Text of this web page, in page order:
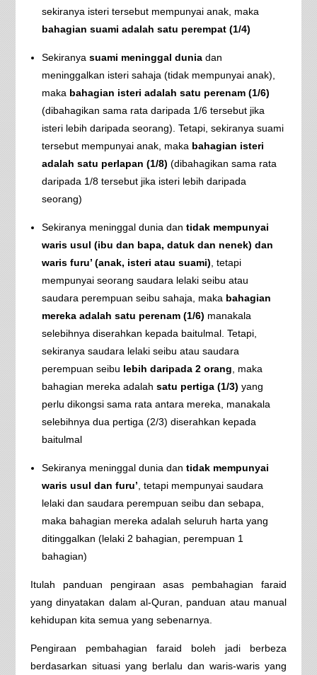
sekiranya isteri tersebut mempunyai anak, maka
bahagian suami adalah satu perempat (1/4)
Sekiranya suami meninggal duniadan
meninggalkan isteri sahaja (tidak mempunyai anak),
maka bahagian isteri adalah satu perenam (1/6)
(dibahagikan sama rata daripada 1/6 tersebut jika
isteri lebih daripada seorang). Tetapi, sekiranya suami
tersebut mempunyai anak, maka bahagian isteri
adalah satu perlapan (1/8) (dibahagikan sama rata
daripada 1/8 tersebut jika isteri lebih daripada
seorang)
Sekiranya meninggal dunia dan tidak mempunyai
waris usul (ibu dan bapa, datuk dan nenek) dan
waris furu’ (anak, isteri atau suami) , tetapi
mempunyai seorang saudara lelaki seibu atau
saudara perempuan seibu sahaja, maka bahagian
mereka adalah satu perenam (1/6) manakala
selebihnya diserahkan kepada baitulmal. Tetapi,
sekiranya saudara lelaki seibu atau saudara
perempuan seibu lebih daripada 2 orang , maka
bahagian mereka adalah satu pertiga (1/3) yang
perlu dikongsi sama rata antara mereka, manakala
selebihnya dua pertiga (2/3) diserahkan kepada
baitulmal
Sekiranya meninggal dunia dan tidak mempunyai
waris usul dan furu’ , tetapi mempunyai saudara
lelaki dan saudara perempuan seibu dan sebapa,
maka bahagian mereka adalah seluruh harta yang
ditinggalkan (lelaki 2 bahagian, perempuan 1
bahagian)
Itulah panduan pengiraan asas pembahagian faraid
yang dinyatakan dalam al-Quran, panduan atau manual
kehidupan kita semua yang sebenarnya.
Pengiraan pembahagian faraid boleh jadi berbeza
berdasarkan situasi yang berlalu dan waris-waris yang